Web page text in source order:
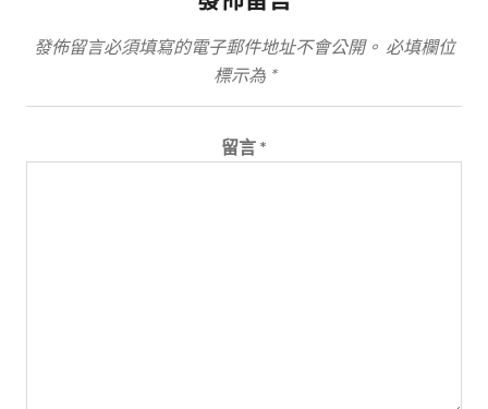
發佈留言必須填寫的電子郵件地址不會公開。 必填欄位
標示為 *
留言 *